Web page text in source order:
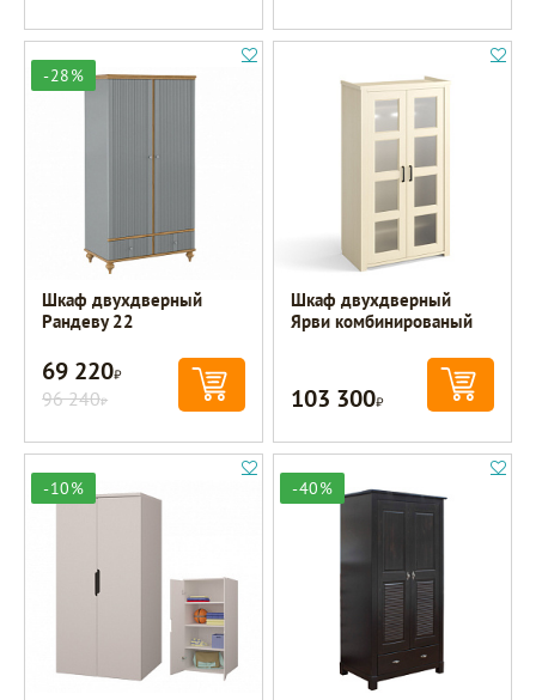
-28%
Шкаф двухдверный
Рандеву 22
69 220Р
96 240Р
Шкаф двухдверный
Ярви комбинированый
103 300Р
-10% -40%